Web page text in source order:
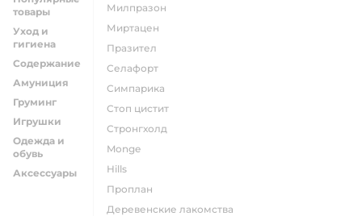
товары
Уход и
гигиена
Содержание
Амуниция
Груминг
Игрушки
Одежда и
обувь
Аксессуары
милпразон
миртацен
празител
селафорт
симпарика
стоп цистит
стронгхолд
monge
hills
проплан
деревенские лакомства